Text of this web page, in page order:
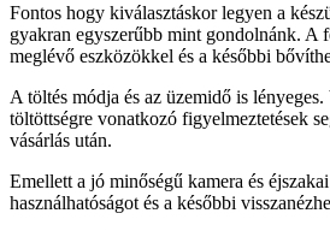
Fontos hogy kiválasztáskor legyen a
gyakran egyszerűbb mint gondolnánk. A
meglévő eszközökkel és a későbbi
A töltés módja és az üzemidő is
töltöttségre vonatkozó figyelmeztetések
vásárlás után.
Emellett a jó minőségű kamera és
használhatóságot és a későbbi